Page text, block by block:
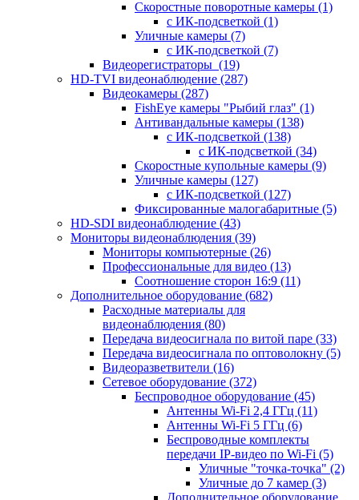
Скоростные поворотные камеры (1)
с ИК-подсветкой (1)
Уличные камеры (7)
с ИК-подсветкой (7)
Видеорегистраторы (19)
HD-TVI видеонаблюдение (287)
Видеокамеры (287)
FishEye камеры "Рыбий глаз" (1)
Антивандальные камеры (138)
с ИК-подсветкой (138)
с ИК-подсветкой (34)
Скоростные купольные камеры (9)
Уличные камеры (127)
с ИК-подсветкой (127)
Фиксированные малогабаритные (5)
HD-SDI видеонаблюдение (43)
Мониторы видеонаблюдения (39)
Мониторы компьютерные (26)
Профессиональные для видео (13)
Соотношение сторон 16:9 (11)
Дополнительное оборудование (682)
Расходные материалы для
видеонаблюдения (80)
Передача видеосигнала по витой паре (33)
Передача видеосигнала по оптоволокну (5)
Видеоразветвители (16)
Сетевое оборудование (372)
Беспроводное оборудование (45)
Антенны Wi-Fi 2,4 ГГц (11)
Антенны Wi-Fi 5 ГГц (6)
Беспроводные комплекты
передачи IP-видео по Wi-Fi (5)
Уличные "точка-точка" (2)
Уличные до 7 камер (3)
Дополнительное оборудование